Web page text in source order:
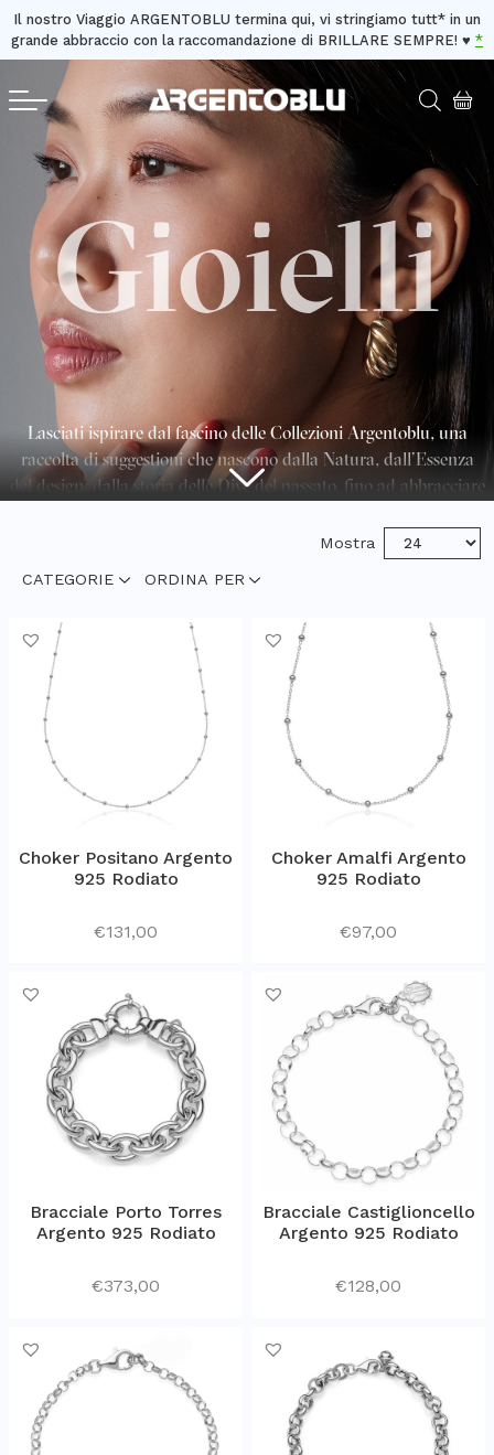
Il nostro Viaggio ARGENTOBLU termina qui, vi stringiamo tutt* in un
grande abbraccio con la raccomandazione di BRILLARE SEMPRE! ♥️ *
Gioielli
Lasciati ispirare dal fascino delle Collezioni Argentoblu, una
raccolta di suggestioni che nascono dalla Natura, dall’Essenza
del design, dalla storia delle Dive del passato, fino ad abbracciare
Un patrimonio artistico coltivato nel nostro laboratorio dove
Serafino ed i nostri Mastri artigiani esplorano il gioiello e
Amiamo presentarvi i nostri gioielli, accompagnati da dettagli e
packaging personalizzato, realizzato a mano, interamente in
CATEGORIE ORDINA PER
Mostra
Choker Positano Argento
925 Rodiato
€131,00
Choker Amalfi Argento
925 Rodiato
€97,00
Bracciale Porto Torres
Argento 925 Rodiato
€373,00
Bracciale Castiglioncello
Argento 925 Rodiato
€128,00